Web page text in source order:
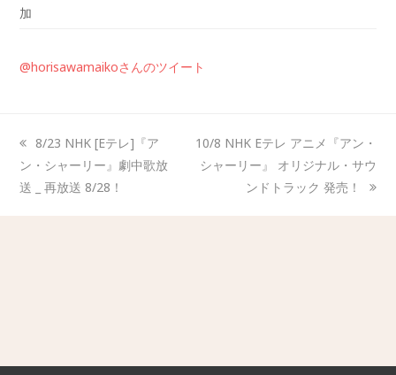
加
@horisawamaikoさんのツイート
8/23 NHK [Eテレ]『ア
ン・シャーリー』劇中歌放
送 _ 再放送 8/28！
10/8 NHK Eテレ アニメ『アン・
シャーリー』 オリジナル・サウ
ンドトラック 発売！